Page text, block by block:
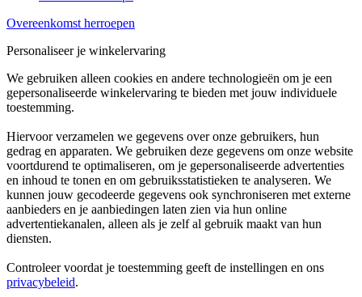
Overeenkomst herroepen
Personaliseer je winkelervaring
We gebruiken alleen cookies en andere technologieën om je een
gepersonaliseerde winkelervaring te bieden met jouw individuele
toestemming.
Hiervoor verzamelen we gegevens over onze gebruikers, hun
gedrag en apparaten. We gebruiken deze gegevens om onze website
voortdurend te optimaliseren, om je gepersonaliseerde advertenties
en inhoud te tonen en om gebruiksstatistieken te analyseren. We
kunnen jouw gecodeerde gegevens ook synchroniseren met externe
aanbieders en je aanbiedingen laten zien via hun online
advertentiekanalen, alleen als je zelf al gebruik maakt van hun
diensten.
Controleer voordat je toestemming geeft de instellingen en ons
privacybeleid.